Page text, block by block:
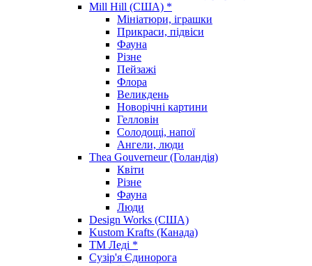
Mill Hill (США) *
Мініатюри, іграшки
Прикраси, підвіси
Фауна
Різне
Пейзажі
Флора
Великдень
Новорічні картини
Гелловін
Солодощі, напої
Ангели, люди
Thea Gouverneur (Голандія)
Квіти
Різне
Фауна
Люди
Design Works (США)
Kustom Krafts (Канада)
ТМ Леді *
Сузір'я Єдинорога